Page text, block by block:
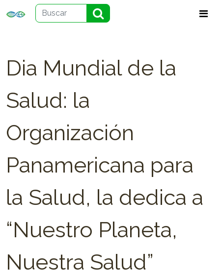
Dia Mundial de la
Salud: la
Organización
Panamericana para
la Salud, la dedica a
“Nuestro Planeta,
Nuestra Salud”